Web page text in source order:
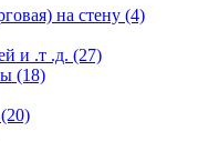
на стену (4)
и .т .д. (27)
(18)